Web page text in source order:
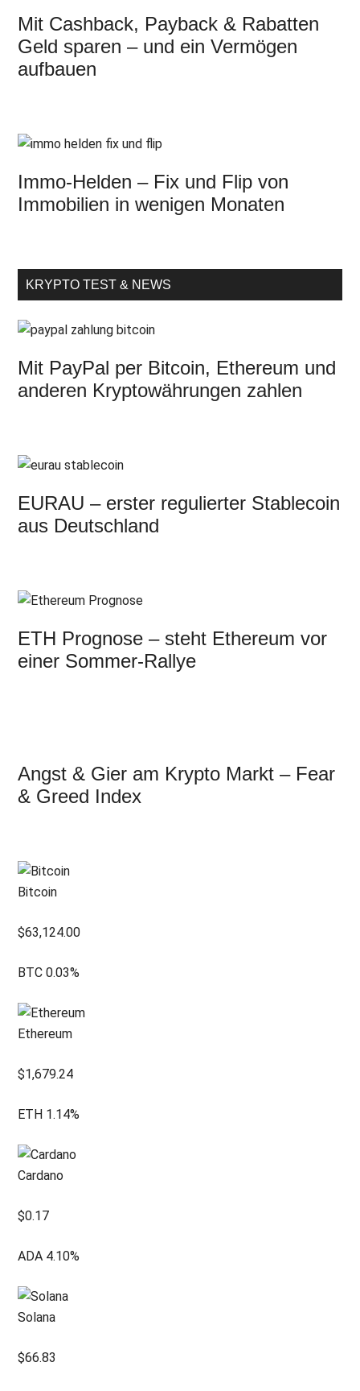
Mit Cashback, Payback & Rabatten
Geld sparen – und ein Vermögen
aufbauen
Immo-Helden – Fix und Flip von
Immobilien in wenigen Monaten
KRYPTO TEST & NEWS
Mit PayPal per Bitcoin, Ethereum und
anderen Kryptowährungen zahlen
EURAU – erster regulierter Stablecoin
aus Deutschland
ETH Prognose – steht Ethereum vor
einer Sommer-Rallye
Angst & Gier am Krypto Markt – Fear
& Greed Index
Bitcoin
$63,124.00
BTC 0.03%
Ethereum
$1,679.24
ETH 1.14%
Cardano
$0.17
ADA 4.10%
Solana
$66.83